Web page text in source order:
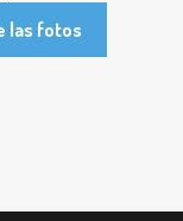
las fotos